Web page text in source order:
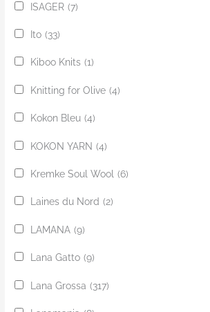
ISAGER (7)
Ito (33)
Kiboo Knits (1)
Knitting for Olive (4)
Kokon Bleu (4)
KOKON YARN (4)
Kremke Soul Wool (6)
Laines du Nord (2)
LAMANA (9)
Lana Gatto (9)
Lana Grossa (317)